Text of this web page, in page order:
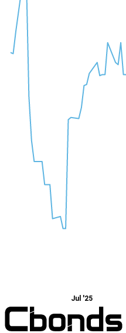
Jul '25